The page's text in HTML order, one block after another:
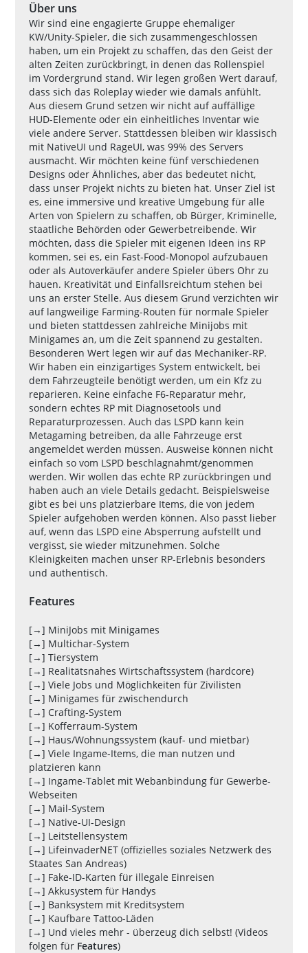
Über uns
Wir sind eine engagierte Gruppe ehemaliger
KW/Unity-Spieler, die sich zusammengeschlossen
haben, um ein Projekt zu schaffen, das den Geist der
alten Zeiten zurückbringt, in denen das Rollenspiel
im Vordergrund stand. Wir legen großen Wert darauf,
dass sich das Roleplay wieder wie damals anfühlt.
Aus diesem Grund setzen wir nicht auf auffällige
HUD-Elemente oder ein einheitliches Inventar wie
viele andere Server. Stattdessen bleiben wir klassisch
mit NativeUI und RageUI, was 99% des Servers
ausmacht. Wir möchten keine fünf verschiedenen
Designs oder Ähnliches, aber das bedeutet nicht,
dass unser Projekt nichts zu bieten hat. Unser Ziel ist
es, eine immersive und kreative Umgebung für alle
Arten von Spielern zu schaffen, ob Bürger, Kriminelle,
staatliche Behörden oder Gewerbetreibende. Wir
möchten, dass die Spieler mit eigenen Ideen ins RP
kommen, sei es, ein Fast-Food-Monopol aufzubauen
oder als Autoverkäufer andere Spieler übers Ohr zu
hauen. Kreativität und Einfallsreichtum stehen bei
uns an erster Stelle. Aus diesem Grund verzichten wir
auf langweilige Farming-Routen für normale Spieler
und bieten stattdessen zahlreiche Minijobs mit
Minigames an, um die Zeit spannend zu gestalten.
Besonderen Wert legen wir auf das Mechaniker-RP.
Wir haben ein einzigartiges System entwickelt, bei
dem Fahrzeugteile benötigt werden, um ein Kfz zu
reparieren. Keine einfache F6-Reparatur mehr,
sondern echtes RP mit Diagnosetools und
Reparaturprozessen. Auch das LSPD kann kein
Metagaming betreiben, da alle Fahrzeuge erst
angemeldet werden müssen. Ausweise können nicht
einfach so vom LSPD beschlagnahmt/genommen
werden. Wir wollen das echte RP zurückbringen und
haben auch an viele Details gedacht. Beispielsweise
gibt es bei uns platzierbare Items, die von jedem
Spieler aufgehoben werden können. Also passt lieber
auf, wenn das LSPD eine Absperrung aufstellt und
vergisst, sie wieder mitzunehmen. Solche
Kleinigkeiten machen unser RP-Erlebnis besonders
und authentisch.
Features
[→] MiniJobs mit Minigames
[→] Multichar-System
[→] Tiersystem
[→] Realitätsnahes Wirtschaftssystem (hardcore)
[→] Viele Jobs und Möglichkeiten für Zivilisten
[→] Minigames für zwischendurch
[→] Crafting-System
[→] Kofferraum-System
[→] Haus/Wohnungssystem (kauf- und mietbar)
[→] Viele Ingame-Items, die man nutzen und
platzieren kann
[→] Ingame-Tablet mit Webanbindung für Gewerbe-
Webseiten
[→] Mail-System
[→] Native-UI-Design
[→] Leitstellensystem
[→] LifeinvaderNET (offizielles soziales Netzwerk des
Staates San Andreas)
[→] Fake-ID-Karten für illegale Einreisen
[→] Akkusystem für Handys
[→] Banksystem mit Kreditsystem
[→] Kaufbare Tattoo-Läden
[→] Und vieles mehr - überzeug dich selbst! (Videos
folgen für Features)